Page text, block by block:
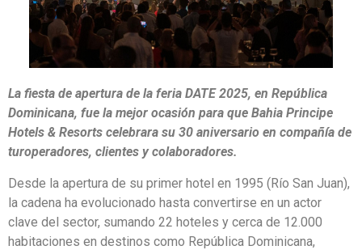
La fiesta de apertura de la feria DATE 2025, en República
Dominicana, fue la mejor ocasión para que Bahia Principe
Hotels & Resorts celebrara su 30 aniversario en compañía de
turoperadores, clientes y colaboradores.
Desde la apertura de su primer hotel en 1995 (Río San Juan),
la cadena ha evolucionado hasta convertirse en un actor
clave del sector, sumando 22 hoteles y cerca de 12.000
habitaciones en destinos como República Dominicana,